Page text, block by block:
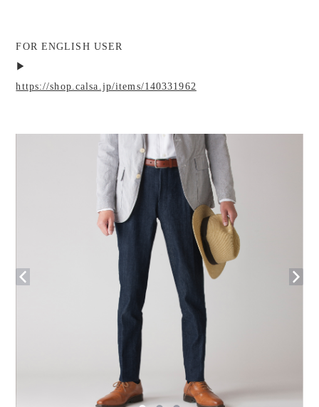
FOR ENGLISH USER
▶︎
https://shop.calsa.jp/items/140331962